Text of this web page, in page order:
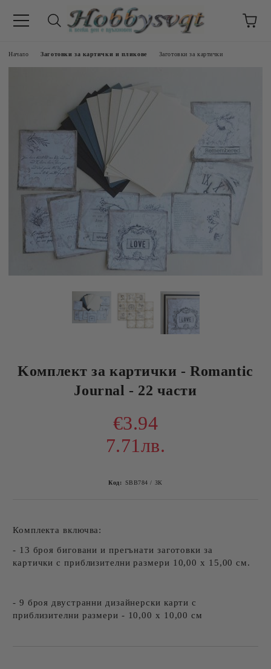
Начало Заготовки за картички и пликове Заготовки за картички
Kомплект за картички - Romantic
Journal - 22 части
€3.94
7.71лв.
Код: SBB784 / ЗК
Комплекта включва:
- 13 броя биговани и прегънати заготовки за
картички с приблизителни размери 10,00 х 15,00 см.
- 9 броя двустранни дизайнерски карти с
приблизителни размери - 10,00 х 10,00 см